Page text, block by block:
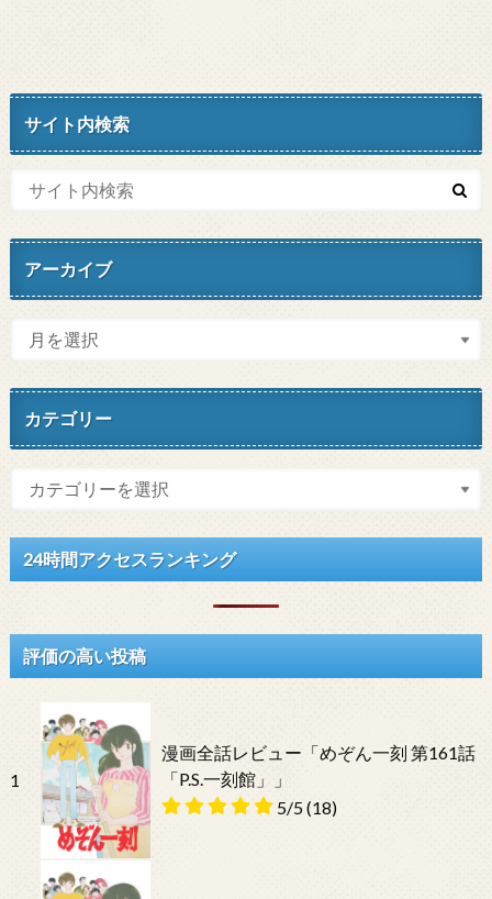
サイト内検索
アーカイブ
カテゴリー
24時間アクセスランキング
評価の高い投稿
1
漫画全話レビュー「めぞん一刻 第161話
「P.S.一刻館」」
5/5(18)